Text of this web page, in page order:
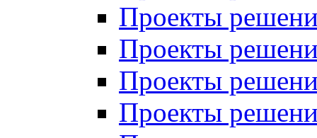
Проекты
Проекты
Проекты
Проекты